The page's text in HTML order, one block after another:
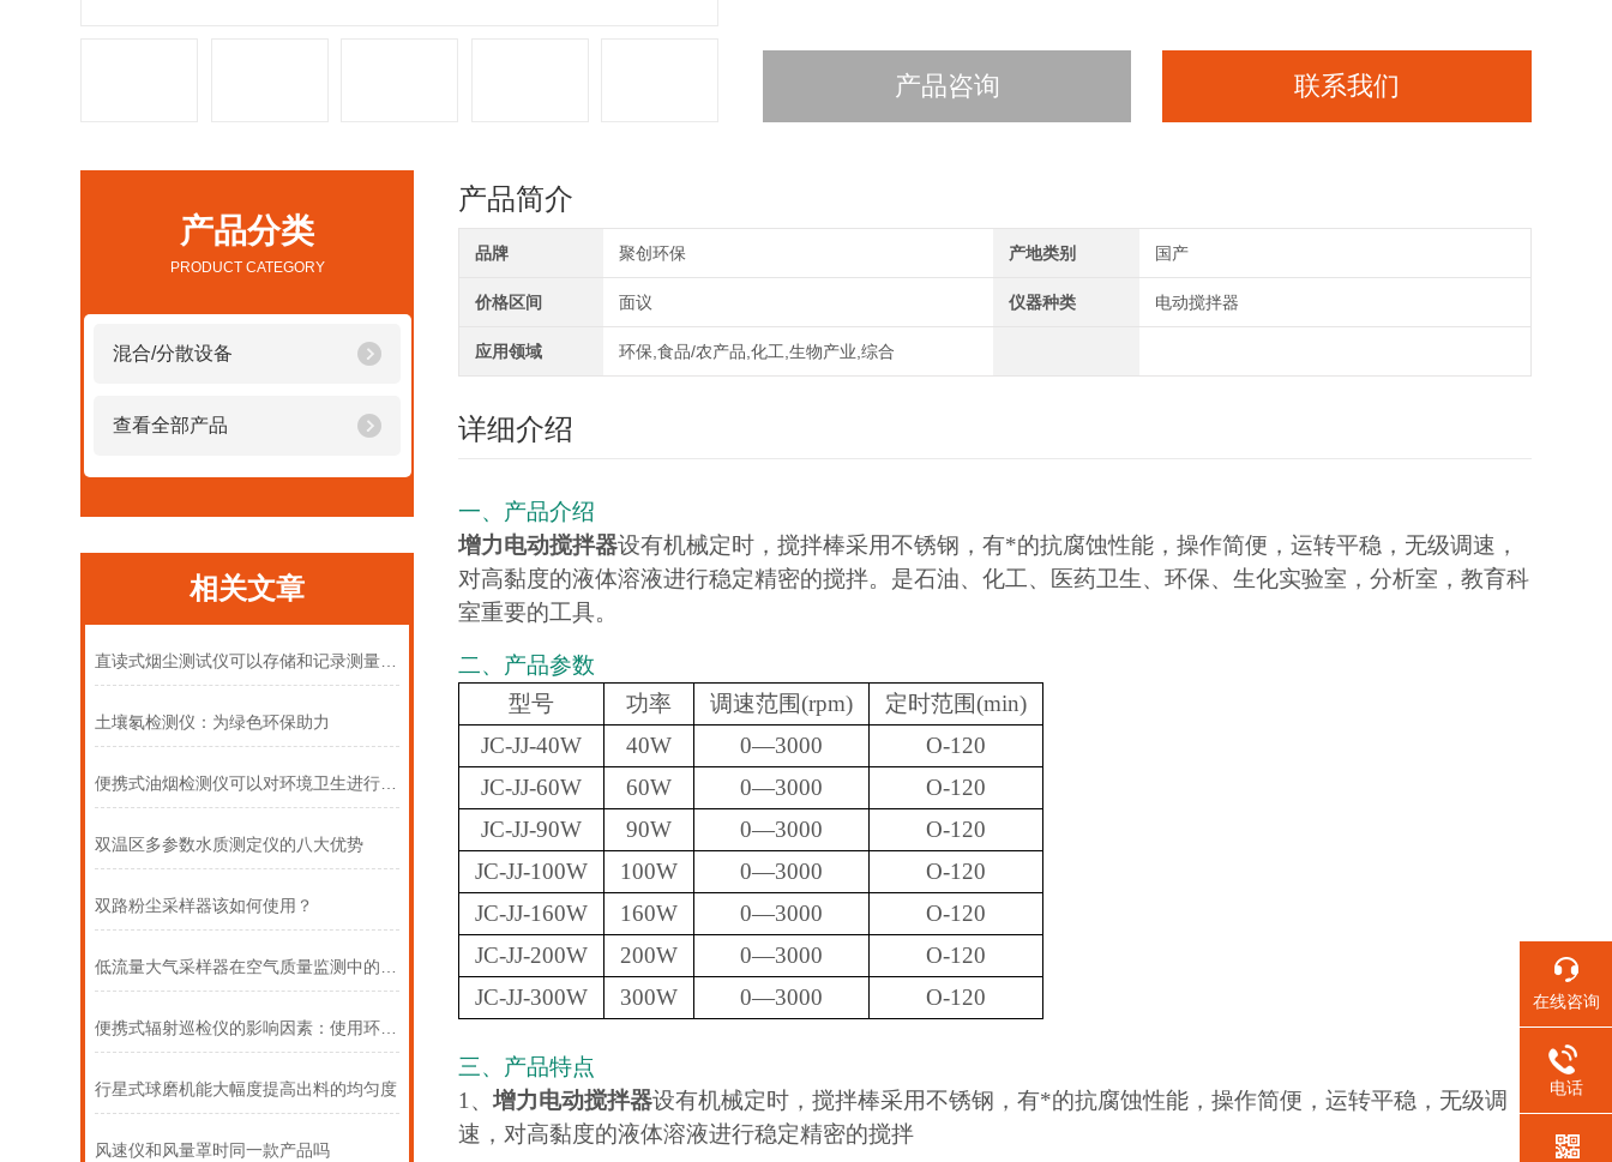
产品咨询 联系我们
产品分类
PRODUCT CATEGORY
混合/分散设备
查看全部产品
相关文章
土壤氡检测仪：为绿色环保助力
双温区多参数水质测定仪的八大优势
双路粉尘采样器该如何使用？
行星式球磨机能大幅度提高出料的均匀度
风速仪和风量罩时同一款产品吗
产品简介
品牌 聚创环保 产地类别 国产
价格区间 面议 仪器种类 电动搅拌器
应用领域 环保,食品/农产品,化工,生物产业,综合
详细介绍
一、产品介绍
增力电动搅拌器设有机械定时，搅拌棒采用不锈钢，有*的抗腐蚀性能，操作简便，运转平稳，无级调速，
对高黏度的液体溶液进行稳定精密的搅拌。是石油、化工、医药卫生、环保、生化实验室，分析室，教育科
室重要的工具。
二、产品参数
型号
功率 调速范围(rpm)
定时范围(min)
JC-JJ-40W
40W 0—3000
O-120
JC-JJ-60W
60W 0—3000
O-120
JC-JJ-90W
90W 0—3000
O-120
JC-JJ-100W
100W 0—3000
O-120
JC-JJ-160W
160W 0—3000
O-120
JC-JJ-200W
200W 0—3000
O-120
JC-JJ-300W
300W 0—3000 O-120
三、产品特点
1、增力电动搅拌器设有机械定时，搅拌棒采用不锈钢，有*的抗腐蚀性能，操作简便，运转平稳，无级调
速，对高黏度的液体溶液进行稳定精密的搅拌
在线咨询
电话